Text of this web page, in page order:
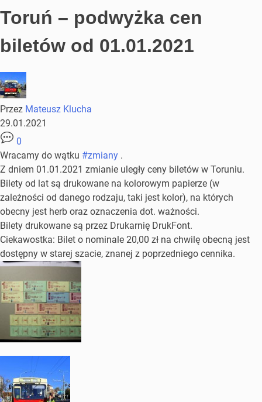
Toruń – podwyżka cen
biletów od 01.01.2021
Przez Mateusz Klucha
29.01.2021
0
Wracamy do wątku #zmiany .
Z dniem 01.01.2021 zmianie uległy ceny biletów w Toruniu.
Bilety od lat są drukowane na kolorowym papierze (w
zależności od danego rodzaju, taki jest kolor), na których
obecny jest herb oraz oznaczenia dot. ważności.
Bilety drukowane są przez Drukarnię DrukFont.
Ciekawostka: Bilet o nominale 20,00 zł na chwilę obecną jest
dostępny w starej szacie, znanej z poprzedniego cennika.